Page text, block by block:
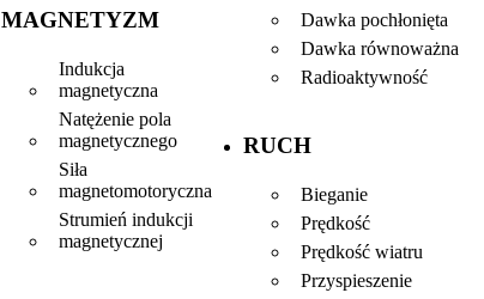
MAGNETYZM
Indukcja
magnetyczna
Natężenie pola
magnetycznego
Siła
magnetomotoryczna
Strumień indukcji
magnetycznej
Dawka pochłonięta
Dawka równoważna
Radioaktywność
RUCH
Bieganie
Prędkość
Prędkość wiatru
Przyspieszenie